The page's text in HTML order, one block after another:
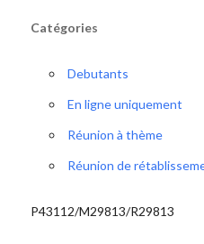
Catégories
Debutants
En ligne uniquement
Réunion à thème
Réunion de
P43112/M29813/R29813